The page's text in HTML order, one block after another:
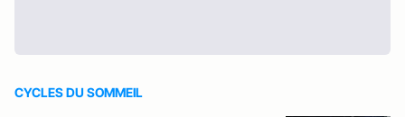
CYCLES DU SOMMEIL